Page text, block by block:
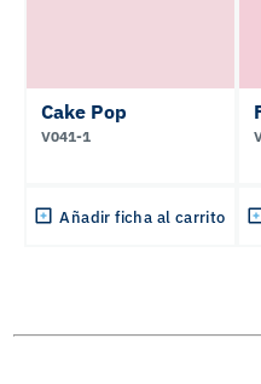
Cake Pop
V041-1
Añadir ficha al carrito